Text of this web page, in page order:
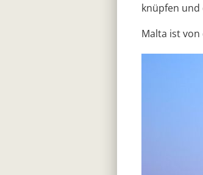
knüpfen und
Malta ist